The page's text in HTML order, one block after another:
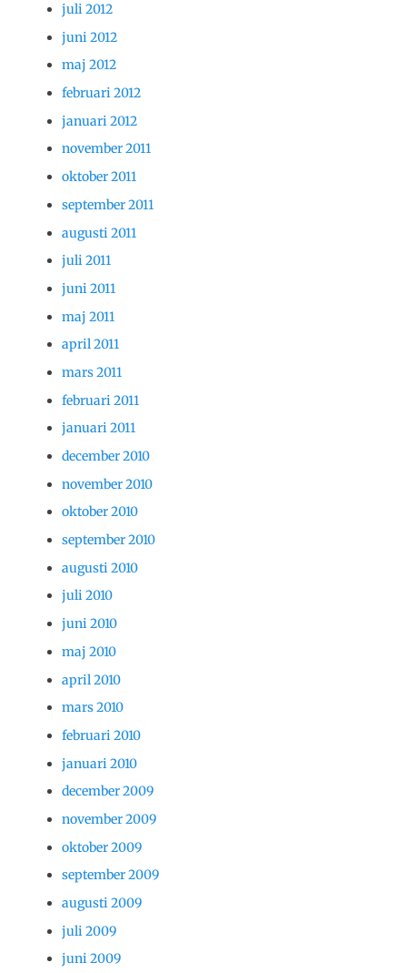
juli 2012
juni 2012
maj 2012
februari 2012
januari 2012
november 2011
oktober 2011
september 2011
augusti 2011
juli 2011
juni 2011
maj 2011
april 2011
mars 2011
februari 2011
januari 2011
december 2010
november 2010
oktober 2010
september 2010
augusti 2010
juli 2010
juni 2010
maj 2010
april 2010
mars 2010
februari 2010
januari 2010
december 2009
november 2009
oktober 2009
september 2009
augusti 2009
juli 2009
juni 2009